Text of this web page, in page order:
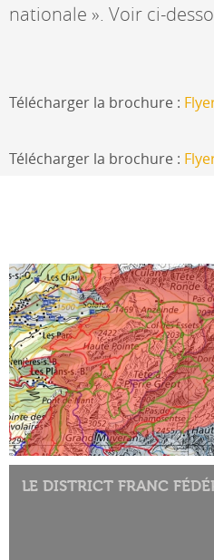
nationale ». Voir ci-
Télécharger la brochure :
Télécharger la brochure :
LE DISTRICT FRANC